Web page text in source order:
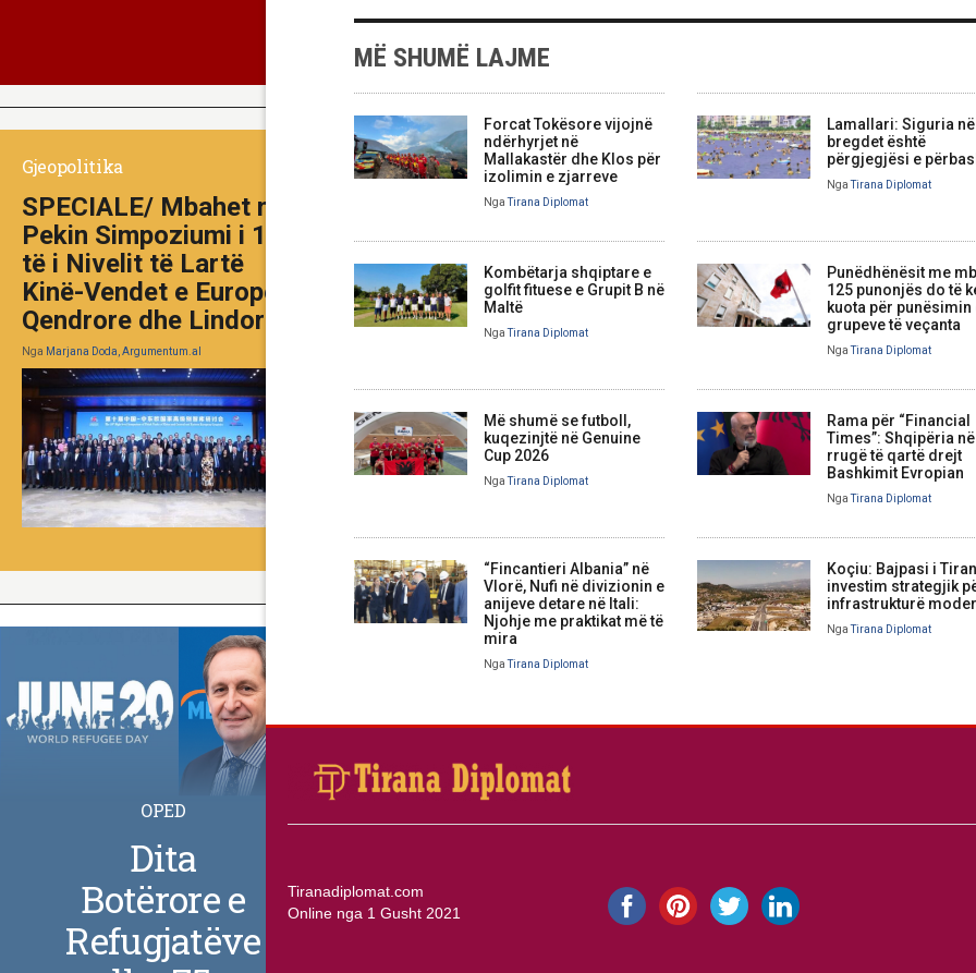
MË SHUMË LAJME
Forcat Tokësore vijojnë
ndërhyrjet në
Mallakastër dhe Klos për
izolimin e zjarreve
NgaTirana Diplomat
Lamallari: Siguria në
bregdet është
përgjegjësi e
NgaTirana Diplomat
Kombëtarja shqiptare e
golfit fituese e Grupit B në
Maltë
NgaTirana Diplomat
Punëdhënësit me
125 punonjës do të
kuota për punësimin
grupeve të veçanta
NgaTirana Diplomat
Më shumë se futboll,
kuqezinjtë në Genuine
Cup 2026
NgaTirana Diplomat
Rama për “Financial
Times”: Shqipëria në
rrugë të qartë drejt
Bashkimit Evropian
NgaTirana Diplomat
“Fincantieri Albania” në
Vlorë, Nufi në divizionin e
anijeve detare në Itali:
Njohje me praktikat më të
mira
NgaTirana Diplomat
Koçiu: Bajpasi i
investim strategjik
infrastrukturë
NgaTirana Diplomat
Gjeopolitika
SPECIALE/ Mbahet në
Pekin Simpoziumi i 10-
të i Nivelit të Lartë
Kinë-Vendet e Europës
Qendrore dhe Lindore
Nga Marjana Doda, Argumentum.al
OPED
Dita
Botërore e
Refugjatëve
Tiranadiplomat.com
Online nga 1 Gusht 2021